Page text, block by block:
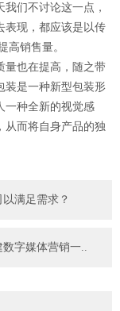
们不讨论这一点，
表现，都应该是以传
高销售量。
也在提高，随之带
装是一种新型包装形
一种全新的视觉感
从而将自身产品的独
满足需求？
字媒体营销一..